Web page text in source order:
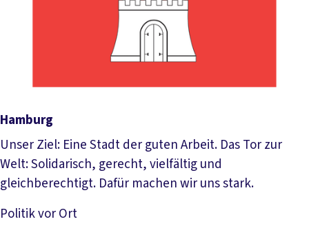
Hamburg
Unser Ziel: Eine Stadt der guten Arbeit. Das Tor zur
Welt: Solidarisch, gerecht, vielfältig und
gleichberechtigt. Dafür machen wir uns stark.
Politik vor Ort